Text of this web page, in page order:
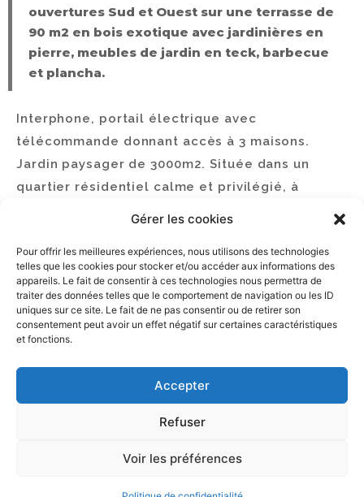
Gérer les cookies
Pour offrir les meilleures expériences, nous utilisons des technologies
telles que les cookies pour stocker et/ou accéder aux informations des
appareils. Le fait de consentir à ces technologies nous permettra de
traiter des données telles que le comportement de navigation ou les ID
uniques sur ce site. Le fait de ne pas consentir ou de retirer son
consentement peut avoir un effet négatif sur certaines caractéristiques
et fonctions.
Accepter
Refuser
Voir les préférences
ouvertures Sud et Ouest sur une terrasse de
90 m2 en bois exotique avec jardinières en
pierre, meubles de jardin en teck, barbecue
et plancha.
Interphone, portail électrique avec
télécommande donnant accès à 3 maisons.
Jardin paysager de 3000m2. Située dans un
quartier résidentiel calme et privilégié, à
Moines.